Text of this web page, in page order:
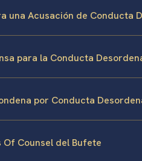
una Acusación de Conducta
para la Conducta
por Conducta
Of Counsel del Bufete